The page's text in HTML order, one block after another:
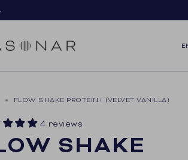
FLOW SHAKE PROTEIN+ (VELVET VANILLA)
4 reviews
SHAKE